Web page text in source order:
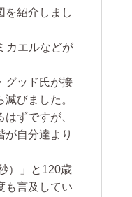
を紹介しまし
カエルなどが
グッド氏が接
びました。
ずですが、
自分達より
）」と120歳
も言及してい